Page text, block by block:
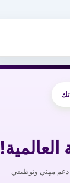
دعم مهني وتوظيفي